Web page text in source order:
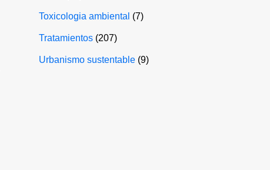
Toxicologia ambiental (7)
Tratamientos (207)
Urbanismo sustentable (9)